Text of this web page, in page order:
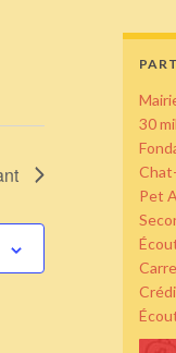
30
Pet